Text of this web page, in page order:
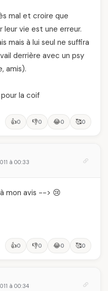
mal et croire que
vie est une erreur.
mais à lui seul ne suffira
derrière avec un psy
amis).
la coif
👍0 👎0 😂0 🥰0
à 00:33
mon avis --> 😢
👍0 👎0 😂0 🥰0
à 00:34